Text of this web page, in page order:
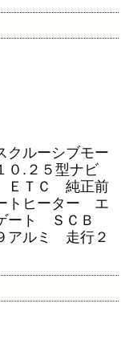
ルーシブモー
０.２５型ナビ
ＥＴＣ 純正前
トヒーター エ
ート ＳＣＢ
アルミ 走行２